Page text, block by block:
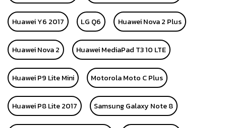
Huawei Y6 2017 LG Q6 Huawei Nova 2 Plus
Huawei Nova 2 Huawei MediaPad T3 10 LTE
Huawei P9 Lite Mini Motorola Moto C Plus
Huawei P8 Lite 2017 Samsung Galaxy Note 8